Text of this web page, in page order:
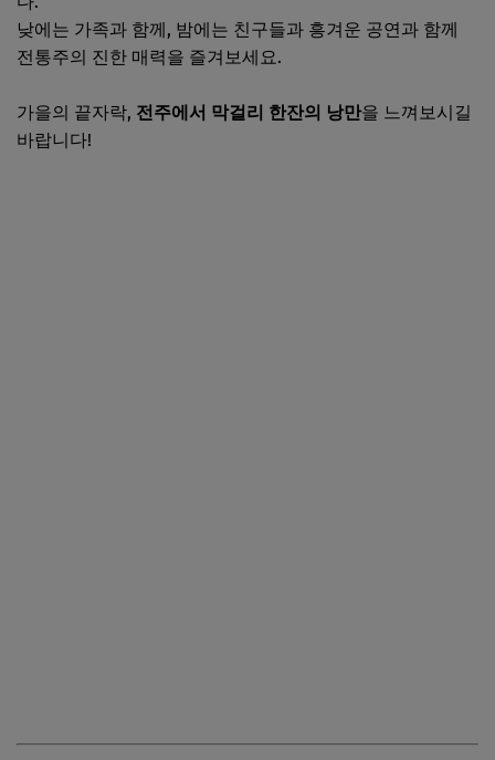
낮에는 가족과 함께, 밤에는 친구들과 흥겨운 공연과 함께
전통주의 진한 매력을 즐겨보세요.
가을의 끝자락, 전주에서 막걸리 한잔의 낭만을 느껴보시길
바랍니다!